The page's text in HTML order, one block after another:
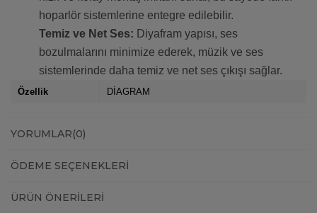
hoparlör sistemlerine entegre edilebilir.
Temiz ve Net Ses: Diyafram yapısı, ses
bozulmalarını minimize ederek, müzik ve ses
sistemlerinde daha temiz ve net ses çıkışı sağlar.
Özellik DİAGRAM
YORUMLAR(0)
ÖDEME SEÇENEKLERI
ÜRÜN ÖNERILERI